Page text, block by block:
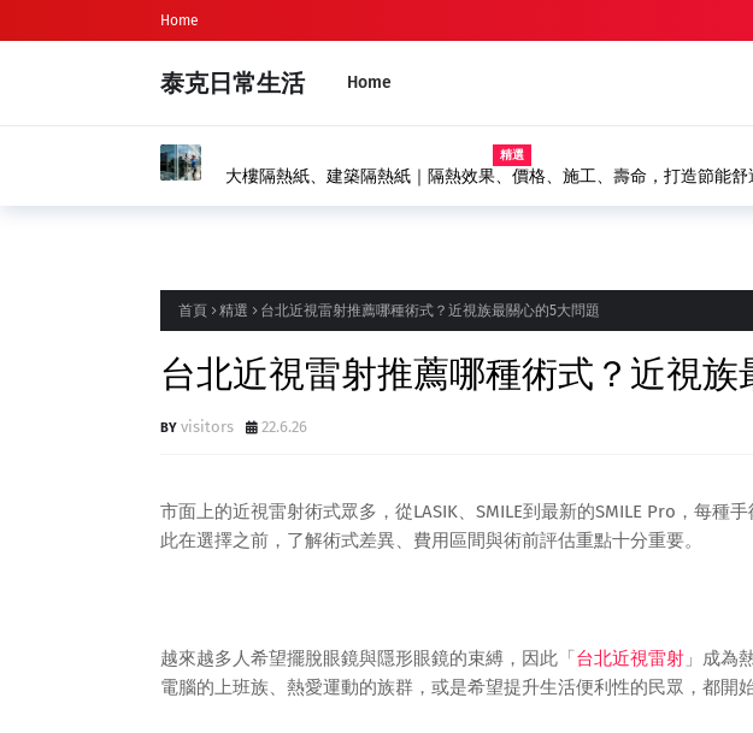
Home
泰克日常生活 Home
首頁 精選 台北近視雷射推薦哪種術式？近視族最關心的5大問題
台北近視雷射推薦哪種術式？近視族
visitors 22.6.26
市面上的近視雷射術式眾多，從LASIK、SMILE到最新的SMILE Pro，每種
此在選擇之前，了解術式差異、費用區間與術前評估重點十分重要。
越來越多人希望擺脫眼鏡與隱形眼鏡的束縛，因此「台北近視雷射 」成為
電腦的上班族、熱愛運動的族群，或是希望提升生活便利性的民眾，都開